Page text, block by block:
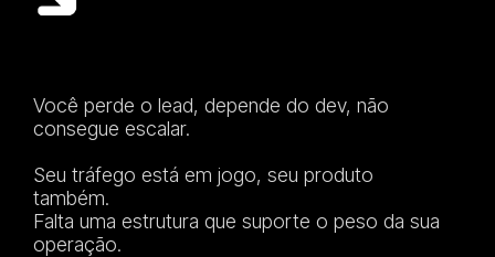
Você perde o lead, depende do dev, não
consegue escalar.
Seu tráfego está em jogo, seu produto
também.
Falta uma estrutura que suporte o peso da sua
operação.